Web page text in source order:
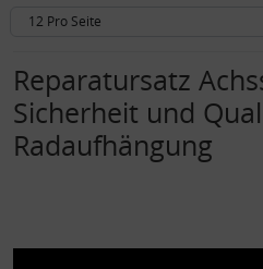
Reparatursatz
Sicherheit und
Radaufhängung